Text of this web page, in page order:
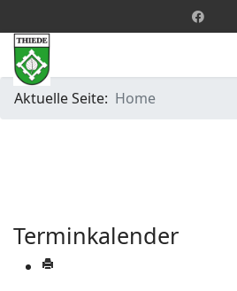
Aktuelle Seite: Home
Terminkalender